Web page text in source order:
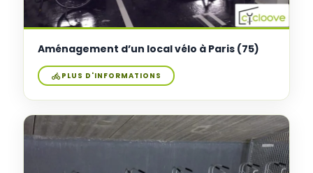
Aménagement d’un local vélo à Paris (75)
PLUS D'INFORMATIONS